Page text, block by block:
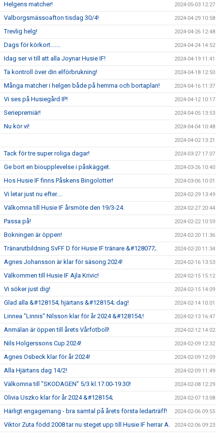
Helgens matcher! 2024-05-03 12:27
Valborgsmässoafton tisdag 30/4! 2024-04-29 10:58
Trevlig helg! 2024-04-26 12:48
Dags för körkort....... 2024-04-24 14:52
Idag ser vi till att alla Joynar Husie IF! 2024-04-19 11:41
Ta kontroll över din elförbrukning! 2024-04-18 12:50
Många matcher i helgen både på hemma och bortaplan! 2024-04-16 11:37
Vi ses på Husiegård IP! 2024-04-12 10:17
Seriepremiär! 2024-04-05 13:53
Nu kör vi! 2024-04-04 10:48
2024-04-02 13:21
Tack för tre super roliga dagar! 2024-03-27 17:07
Ge bort en bioupplevelse i påskägget. 2024-03-26 10:40
Hos Husie IF finns Påskens Bingolotter! 2024-03-06 10:01
Vi letar just nu efter.... 2024-02-29 13:49
Välkomna till Husie IF årsmöte den 19/3-24. 2024-02-27 20:44
Passa på! 2024-02-22 10:59
Bokningen är öppen! 2024-02-20 11:36
Tränarutbildning SvFF D för Husie IF tränare &#128077;. 2024-02-20 11:34
Agnes Johansson är klar för säsong 2024! 2024-02-16 13:53
Välkommen till Husie IF Ajla Krivic! 2024-02-15 15:12
Vi söker just dig! 2024-02-15 14:09
Glad alla &#128154; hjärtans &#128154; dag! 2024-02-14 10:01
Linnea "Linnis" Nilsson klar för år 2024 &#128154;! 2024-02-13 16:47
Anmälan är öppen till årets Vårfotboll! 2024-02-12 14:02
Nils Holgerssons Cup 2024! 2024-02-09 12:32
Agnes Osbeck klar för år 2024! 2024-02-09 12:09
Alla Hjärtans dag 14/2! 2024-02-09 11:49
Välkomna till "SKODAGEN" 5/3 kl.17.00-19.30! 2024-02-08 12:29
Olivia Uszko klar för år 2024 &#128154; 2024-02-07 13:08
Härligt engagemang - bra samtal på årets första ledarträff! 2024-02-06 09:55
Viktor Zuta född 2008 tar nu steget upp till Husie IF herrar A. 2024-02-06 09:23